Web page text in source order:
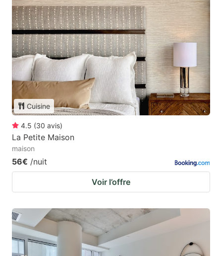
Cuisine
4.5 (30 avis)
La Petite Maison
maison
56€ /nuit
Voir l’offre